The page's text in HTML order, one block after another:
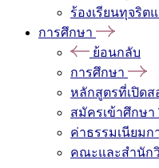
ร้องเรียนทุจริต
การศึกษา
ย้อนกลับ
การศึกษา
หลักสูตรที่เปิดส
สมัครเข้าศึกษา
ค่าธรรมเนียมก
คณะและสำนัก